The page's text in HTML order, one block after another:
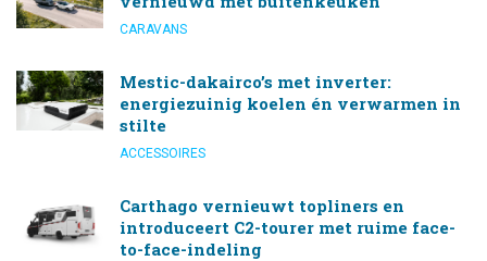
CARAVANS
Mestic-dakairco’s met inverter:
energiezuinig koelen én verwarmen in
stilte
ACCESSOIRES
Carthago vernieuwt topliners en
introduceert C2-tourer met ruime face-
to-face-indeling